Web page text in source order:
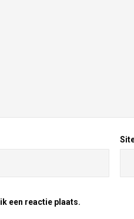
een reactie plaats.